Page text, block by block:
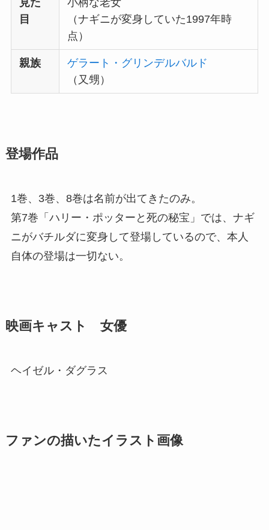
見た
目
小柄な老女
（ナギニが変身していた1997年時
点）
親族
ゲラート・グリンデルバルド
（又甥）
登場作品
1巻、3巻、8巻は名前が出てきたのみ。
第7巻「ハリー・ポッターと死の秘宝」では、ナギ
ニがバチルダに変身して登場しているので、本人
自体の登場は一切ない。
映画キャスト 女優
ヘイゼル・ダグラス
ファンの描いたイラスト画像